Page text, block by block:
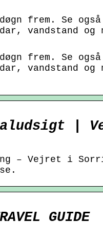
frem. Se også
vandstand og
frem. Se også
vandstand og
|
– Vejret i
GUIDE